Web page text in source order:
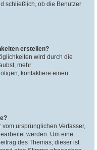
schließlich, ob die Benutzer
erstellen?
wird durch die
mehr
kontaktiere einen
ursprünglichen Verfasser,
werden. Um eine
des Themas; dieser ist